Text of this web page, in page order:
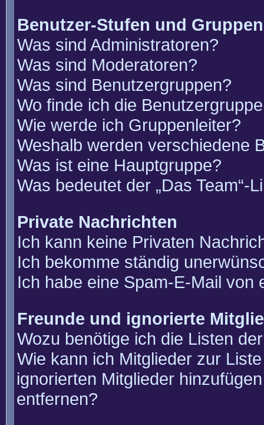
Benutzer-Stufen und Gruppen
Was sind Administratoren?
Was sind Moderatoren?
Was sind Benutzergruppen?
Wo finde ich die
Wie werde ich Gruppenleiter?
Weshalb werden verschiedene
Was ist eine Hauptgruppe?
Was bedeutet der „Das Team“-
Private Nachrichten
Ich kann keine Privaten
Ich bekomme ständig
Ich habe eine Spam-E-Mail von
Freunde und ignorierte
Wozu benötige ich die Listen
Wie kann ich Mitglieder zur
ignorierten Mitglieder
entfernen?